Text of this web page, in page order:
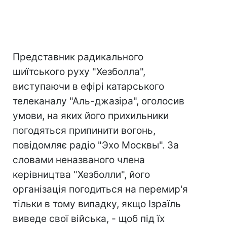
Представник радикального
шиїтського руху "Хезболла",
виступаючи в ефірі катарського
телеканалу "Аль-джазіра", оголосив
умови, на яких його прихильники
погодяться припинити вогонь,
повідомляє радіо "Эхо Москвы". За
словами неназваного члена
керівництва "Хезболли", його
організація погодиться на перемир'я
тільки в тому випадку, якщо Ізраїль
виведе свої війська, - щоб під їх